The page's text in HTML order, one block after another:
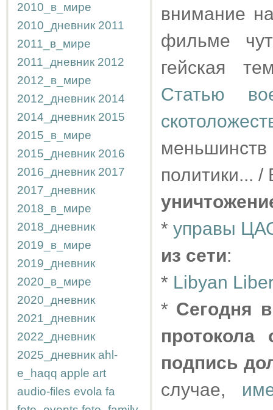
2010_в_мире
2010_дневник 2011
2011_в_мире
2011_дневник 2012
2012_в_мире
2012_дневник 2014
2014_дневник 2015
2015_в_мире
2015_дневник 2016
2016_дневник 2017
2017_дневник
2018_в_мире
2018_дневник
2019_в_мире
2019_дневник
2020_в_мире
2020_дневник
2021_дневник
2022_дневник
2025_дневник ahl-
e_haqq apple art
audio-files evola fa
внимание
фильме
гейская
Статью
политики...
* управы
из сети:
* Libyan
* Сегодня
подпись
случае,